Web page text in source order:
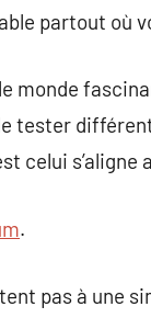
partout où
monde
tester
celui
.
pas à une